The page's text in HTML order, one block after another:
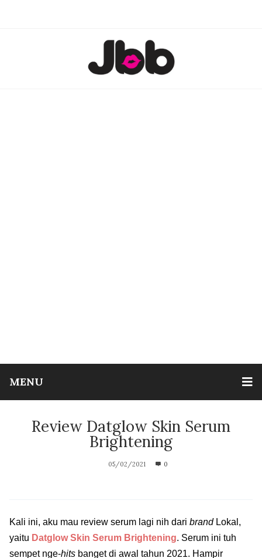
MENU
Review Datglow Skin Serum
Brightening
05/02/2021 0
Kali ini, aku mau review serum lagi nih dari brandLokal,
yaitu Datglow Skin Serum Brightening. Serum ini tuh
sempet nge-hits banget di awal tahun 2021. Hampir